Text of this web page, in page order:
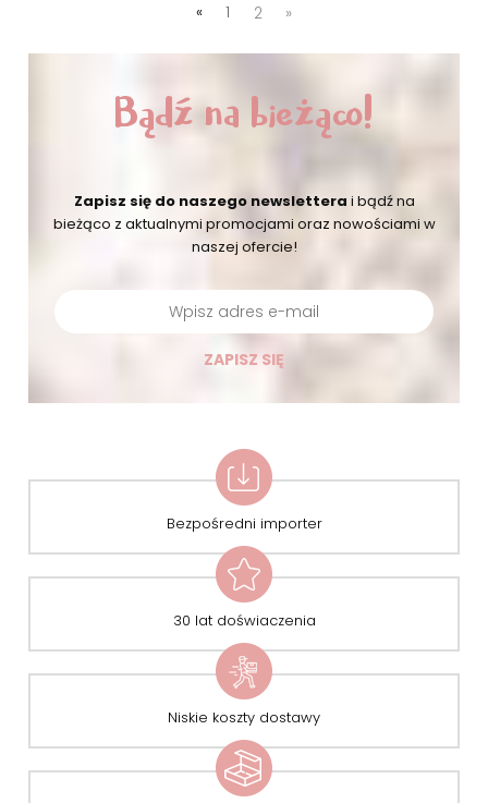
« 1 2 »
Bądź na bieżąco!
Zapisz się do naszego newslettera i bądź na
bieżąco z aktualnymi promocjami oraz nowościami w
naszej ofercie!
ZAPISZ SIĘ
Bezpośredni importer
30 lat doświaczenia
Niskie koszty dostawy